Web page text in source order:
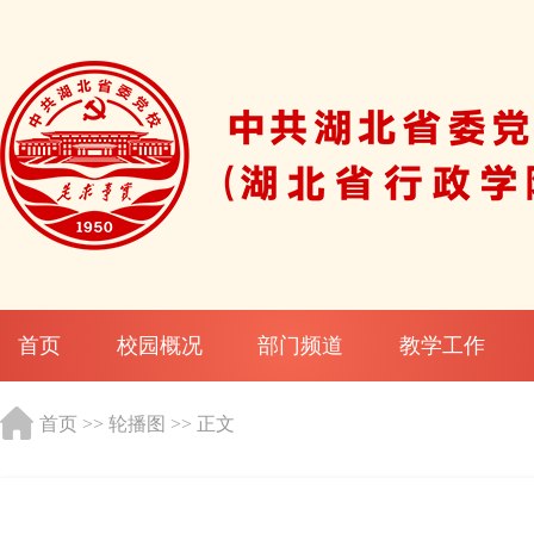
首页 校园概况 部门频道 教学工作
首页 >> 轮播图 >> 正文